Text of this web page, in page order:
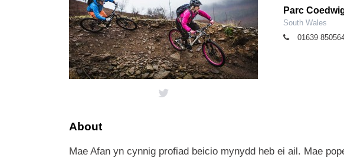
Parc
South Wales
01639
About
Mae Afan yn cynnig profiad beicio mynydd heb ei ail. Mae